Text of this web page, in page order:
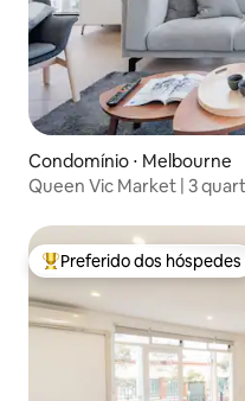
Condomínio ⋅ Melbourne
Queen Vic Market | 3
Entre os melhores
Preferido dos hóspedes